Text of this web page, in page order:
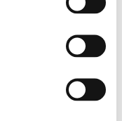
udgivelser